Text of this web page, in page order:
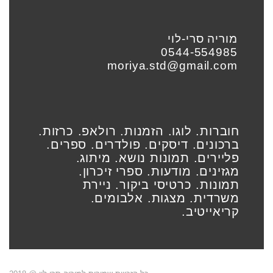
מוריה סרי-לוי
0544-554985
moriya.std@gmail.com
חוברות. לוגו. הזמנות. רולאפ. כרזות.
ברכונים. דיסקים. פולדרים. ספרים.
פליירים. תמונות נושא. מיתוג.
מגזינים. מודעות. ספרי זיכרון.
תמונות. כרטיסי ביקור. ניירת
משרדית. מצגות. אלבומים.
קריאייטיב.